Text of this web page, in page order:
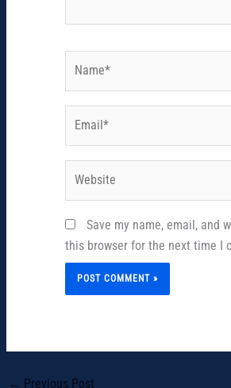
Save my name, email, and
this browser for the next time I
← Previous Post